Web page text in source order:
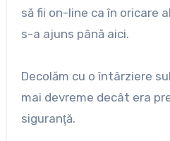
să fii on-line ca în oricare
s-a ajuns până aici.
Decolăm cu o întârziere
mai devreme decât era
siguranţă.